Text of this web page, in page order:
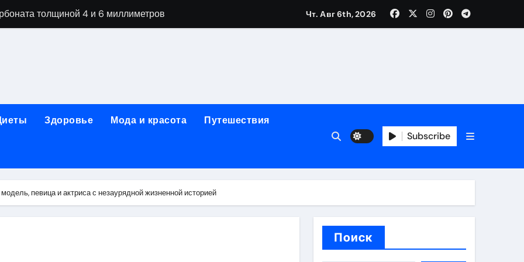
толщиной 4 и 6 миллиметров
этапы детоксикации и реабилитации
Новгороде: как выбрать надёжного помощника в трудный час
помощь при первичном обращении к наркологу
зависимости
Чт. Авг 6th, 2026
Здоровье Мода и красота Путешествия
Subscribe
певица и актриса с незаурядной жизненной историей
Поиск